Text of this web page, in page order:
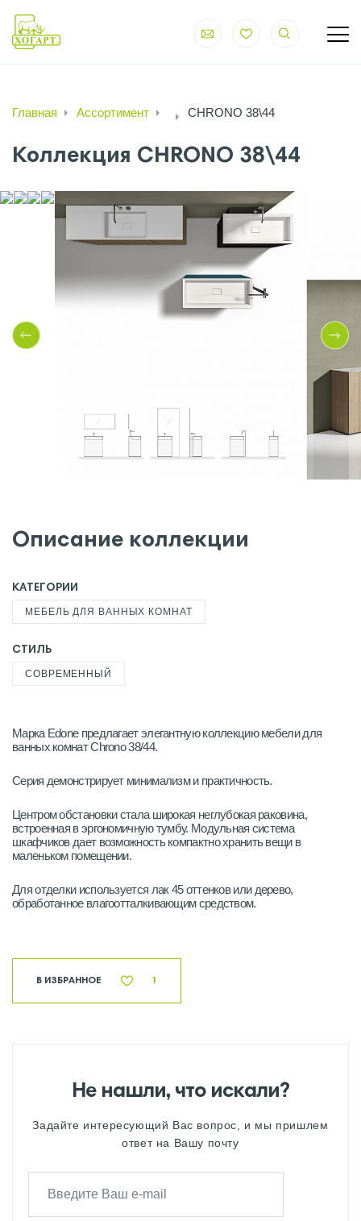
Главная Ассортимент CHRONO 38\44
Коллекция CHRONO 38\44
Описание коллекции
КАТЕГОРИИ
МЕБЕЛЬ ДЛЯ ВАННЫХ КОМНАТ
СТИЛЬ
СОВРЕМЕННЫЙ
Марка Edone предлагает элегантную коллекцию мебели для
ванных комнат Chrono 38/44.
Серия демонстрирует минимализм и практичность.
Центром обстановки стала широкая неглубокая раковина,
встроенная в эргономичную тумбу. Модульная система
шкафчиков дает возможность компактно хранить вещи в
маленьком помещении.
Для отделки используется лак 45 оттенков или дерево,
обработанное влагоотталкивающим средством.
В ИЗБРАННОЕ 1
Не нашли, что искали?
Задайте интересующий Вас вопрос, и мы пришлем
ответ на Вашу почту